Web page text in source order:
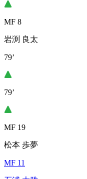
MF 8
岩渕 良太
79’
79’
MF 19
松本 歩夢
MF 11